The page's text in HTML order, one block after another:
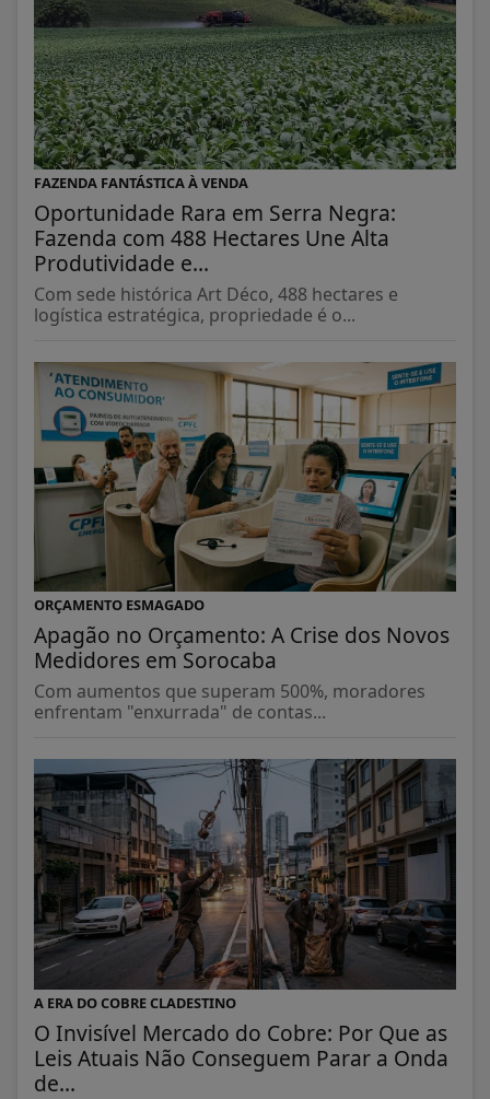
FAZENDA FANTÁSTICA À VENDA
Oportunidade Rara em Serra Negra:
Fazenda com 488 Hectares Une Alta
Produtividade e...
Com sede histórica Art Déco, 488 hectares e
logística estratégica, propriedade é o...
ORÇAMENTO ESMAGADO
Apagão no Orçamento: A Crise dos Novos
Medidores em Sorocaba
Com aumentos que superam 500%, moradores
enfrentam "enxurrada" de contas...
A ERA DO COBRE CLADESTINO
O Invisível Mercado do Cobre: Por Que as
Leis Atuais Não Conseguem Parar a Onda
de...